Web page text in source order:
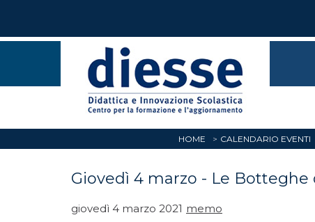
HOME CALENDARIO EVENTI
Giovedì 4 marzo - Le
giovedì 4 marzo 2021 memo